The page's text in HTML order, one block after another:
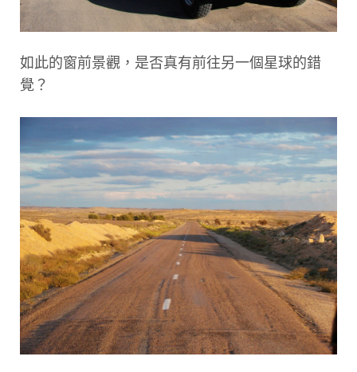
如此的窗前景觀，是否真有前往另一個星球的錯
覺？